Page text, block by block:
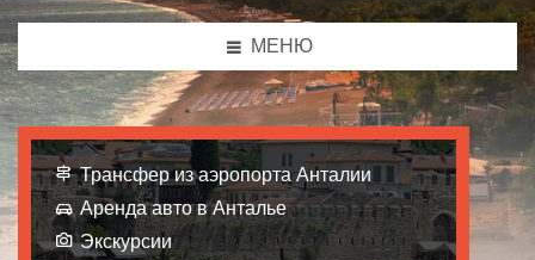
МЕНЮ
Трансфер из аэропорта Анталии
Аренда авто в Анталье
Экскурсии